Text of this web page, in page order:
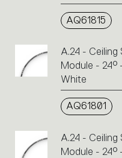
AQ61815
A.24 -
Module - 24°
White
AQ61801
A.24 -
Module - 24°